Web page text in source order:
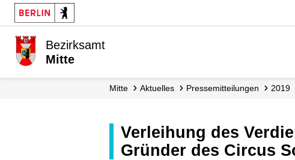
Bezirksamt
Mitte
Mitte Aktuelles Presse­mitteilungen 2019
Verleihung des Verdienstordens der Bundesrepublik Deutschland an den
Gründer des Circus